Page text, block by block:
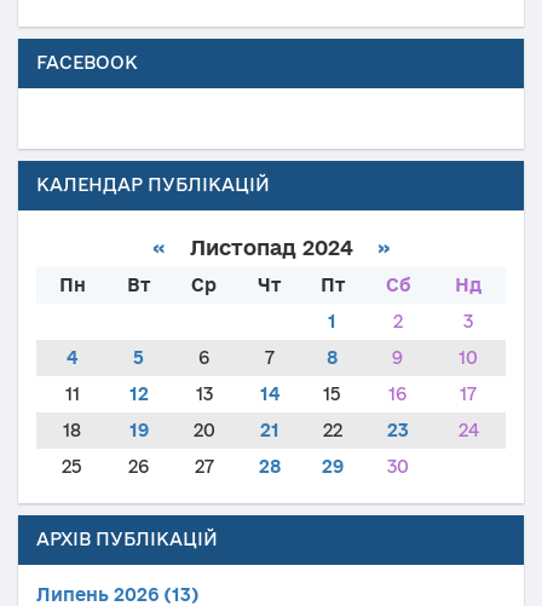
FACEBOOK
КАЛЕНДАР ПУБЛІКАЦІЙ
« Листопад 2024 »
Пн Вт Ср Чт Пт Сб
Нд
1
2
3
4
5 6 7 8 9
10
11
12 13 14 15 16
17
18
19 20 21 22 23
24
25
26 27 28 29 30
АРХІВ ПУБЛІКАЦІЙ
Липень 2026 (13)